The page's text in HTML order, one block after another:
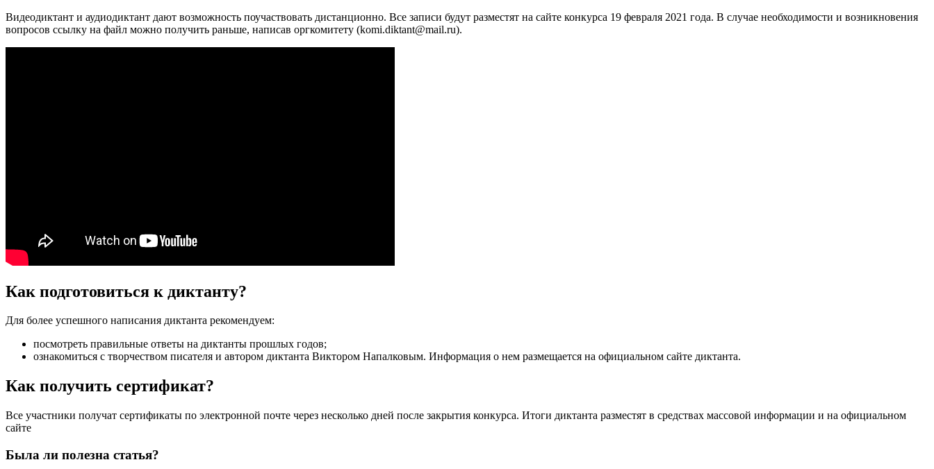
Видеодиктант и аудиодиктант дают возможность поучаствовать дистанционно. Все записи будут разместят на сайте конкурса 19 февраля 2021 года. В случае необходимости и возникновения
вопросов ссылку на файл можно получить раньше, написав оргкомитету (komi.diktant@mail.ru).
Как подготовиться к диктанту?
Для более успешного написания диктанта рекомендуем:
посмотреть правильные ответы на диктанты прошлых годов;
ознакомиться с творчеством писателя и автором диктанта Виктором Напалковым. Информация о нем размещается на официальном сайте диктанта.
Как получить сертификат?
Все участники получат сертификаты по электронной почте через несколько дней после закрытия конкурса. Итоги диктанта разместят в средствах массовой информации и на официальном
сайте
Была ли полезна статья?